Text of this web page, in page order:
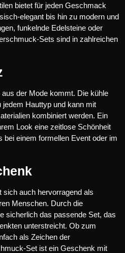
bietet für jeden Geschmack
elegant bis hin zu modern und
funkelnde Edelsteine oder
Sets sind in zahlreichen
der Mode kommt. Die kühle
Hauttyp und kann mit
kombiniert werden. Ein
Look eine zeitlose Schönheit
bei einem formellen Event oder im
auch hervorragend als
Menschen. Durch die
sicherlich das passende Set, das
unterstreicht. Ob zum
als Zeichen der
Set ist ein Geschenk mit